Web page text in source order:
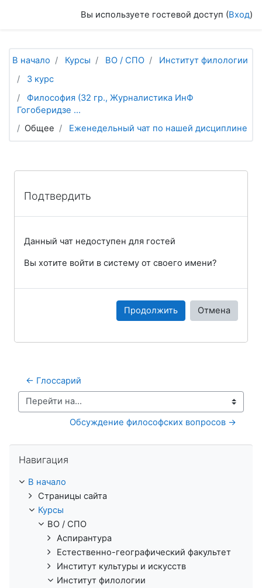
Вы используете гостевой доступ (Вход)
В начало Курсы ВО / СПО
Институт филологии
3 курс
Философия (32 гр., Журналистика ИнФ
Гогоберидзе ...
Общее
Еженедельный чат по нашей дисциплине
Подтвердить
Данный чат недоступен для гостей
Вы хотите войти в систему от своего имени?
Продолжить Отмена
← Глоссарий
Перейти на...
Обсуждение философских вопросов →
Навигация
В начало
Страницы сайта
Курсы
ВО / СПО
Аспирантура
Естественно-географический факультет
Институт культуры и искусств
Институт филологии